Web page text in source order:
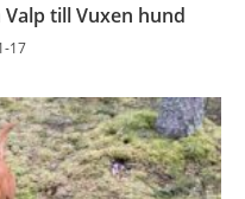
till Vuxen hund
17